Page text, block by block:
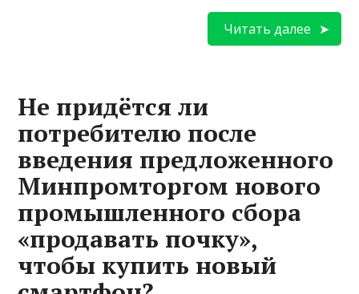
Читать далее
Не придётся ли
потребителю после
введения предложенного
Минпромторгом нового
промышленного сбора
«продавать почку»,
чтобы купить новый